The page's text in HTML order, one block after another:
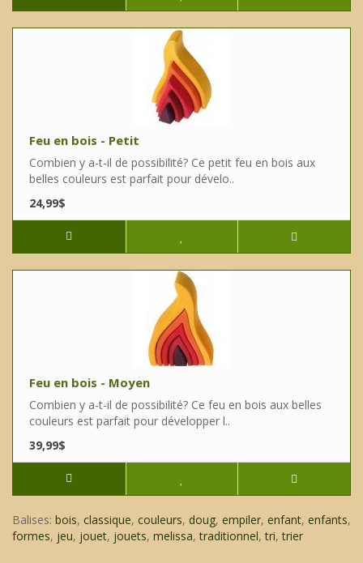
Feu en bois - Petit
Combien y a-t-il de possibilité? Ce petit feu en bois aux
belles couleurs est parfait pour dévelo..
24,99$
Feu en bois - Moyen
Combien y a-t-il de possibilité? Ce feu en bois aux belles
couleurs est parfait pour développer l..
39,99$
Balises: bois, classique, couleurs, doug, empiler, enfant, enfants,
formes, jeu, jouet, jouets, melissa,traditionnel,tri,trier